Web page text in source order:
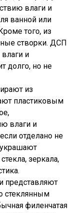
влаги и
ванной или
того, из
створки. ДСП
и
долго, но не
из
пластиковым
влаги и
отделано не
зеркала,
представляют
стеклянным
филенчатая